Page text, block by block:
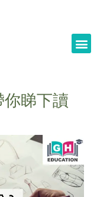
睇下讀